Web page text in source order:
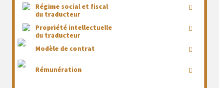
Régime social et fiscal
du traducteur
Propriété intellectuelle
du traducteur
Modèle de contrat
Rémunération